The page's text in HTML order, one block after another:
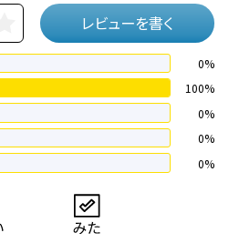
レビューを書く
0%
100%
0%
0%
0%